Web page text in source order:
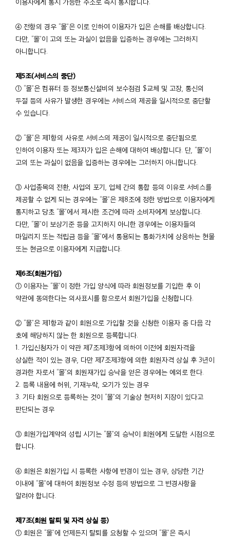
④ 전항의 경우 “몰”은 이로 인하여 이용자가 입은 손해를 배상합니다.
다만, “몰”이 고의 또는 과실이 없음을 입증하는 경우에는 그러하지
아니합니다.
제5조(서비스의 중단)
① “몰”은 컴퓨터 등 정보통신설비의 보수점검 $교체 및 고장, 통신의
두절 등의 사유가 발생한 경우에는 서비스의 제공을 일시적으로 중단할
수 있습니다.
② “몰”은 제1항의 사유로 서비스의 제공이 일시적으로 중단됨으로
인하여 이용자 또는 제3자가 입은 손해에 대하여 배상합니다. 단, “몰”이
고의 또는 과실이 없음을 입증하는 경우에는 그러하지 아니합니다.
③ 사업종목의 전환, 사업의 포기, 업체 간의 통합 등의 이유로 서비스를
제공할 수 없게 되는 경우에는 “몰”은 제8조에 정한 방법으로 이용자에게
통지하고 당초 “몰”에서 제시한 조건에 따라 소비자에게 보상합니다.
다만, “몰”이 보상기준 등을 고지하지 아니한 경우에는 이용자들의
마일리지 또는 적립금 등을 “몰”에서 통용되는 통화가치에 상응하는 현물
또는 현금으로 이용자에게 지급합니다.
제6조(회원가입)
① 이용자는 “몰”이 정한 가입 양식에 따라 회원정보를 기입한 후 이
약관에 동의한다는 의사표시를 함으로서 회원가입을 신청합니다.
② “몰”은 제1항과 같이 회원으로 가입할 것을 신청한 이용자 중 다음 각
호에 해당하지 않는 한 회원으로 등록합니다.
1. 가입신청자가 이 약관 제7조제3항에 의하여 이전에 회원자격을
상실한 적이 있는 경우, 다만 제7조제3항에 의한 회원자격 상실 후 3년이
경과한 자로서 “몰”의 회원재가입 승낙을 얻은 경우에는 예외로 한다.
2. 등록 내용에 허위, 기재누락, 오기가 있는 경우
3. 기타 회원으로 등록하는 것이 “몰”의 기술상 현저히 지장이 있다고
판단되는 경우
③ 회원가입계약의 성립 시기는 “몰”의 승낙이 회원에게 도달한 시점으로
합니다.
④ 회원은 회원가입 시 등록한 사항에 변경이 있는 경우, 상당한 기간
이내에 “몰”에 대하여 회원정보 수정 등의 방법으로 그 변경사항을
알려야 합니다.
제7조(회원 탈퇴 및 자격 상실 등)
① 회원은 “몰”에 언제든지 탈퇴를 요청할 수 있으며 “몰”은 즉시